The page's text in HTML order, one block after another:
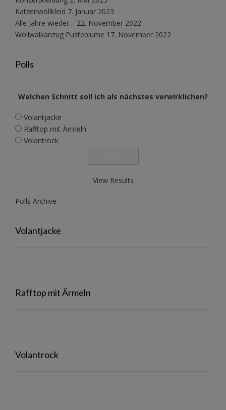
Katzenwollkleid 7. Januar 2023
Alle Jahre wieder… 22. November 2022
Wollwalkanzug Pusteblume 17. November 2022
Polls
Welchen Schnitt soll ich als nächstes verwirklichen?
Volantjacke
Rafftop mit Ärmeln
Volantrock
View Results
Polls Archive
Volantjacke
Rafftop mit Ärmeln
Volantrock